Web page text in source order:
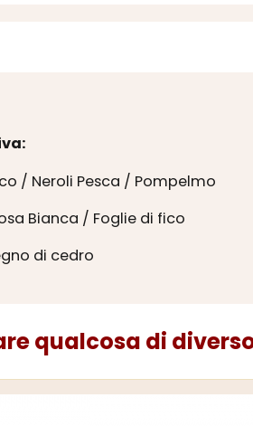
/ Neroli Pesca / Pompelmo
Bianca / Foglie di fico
di cedro
qualcosa di